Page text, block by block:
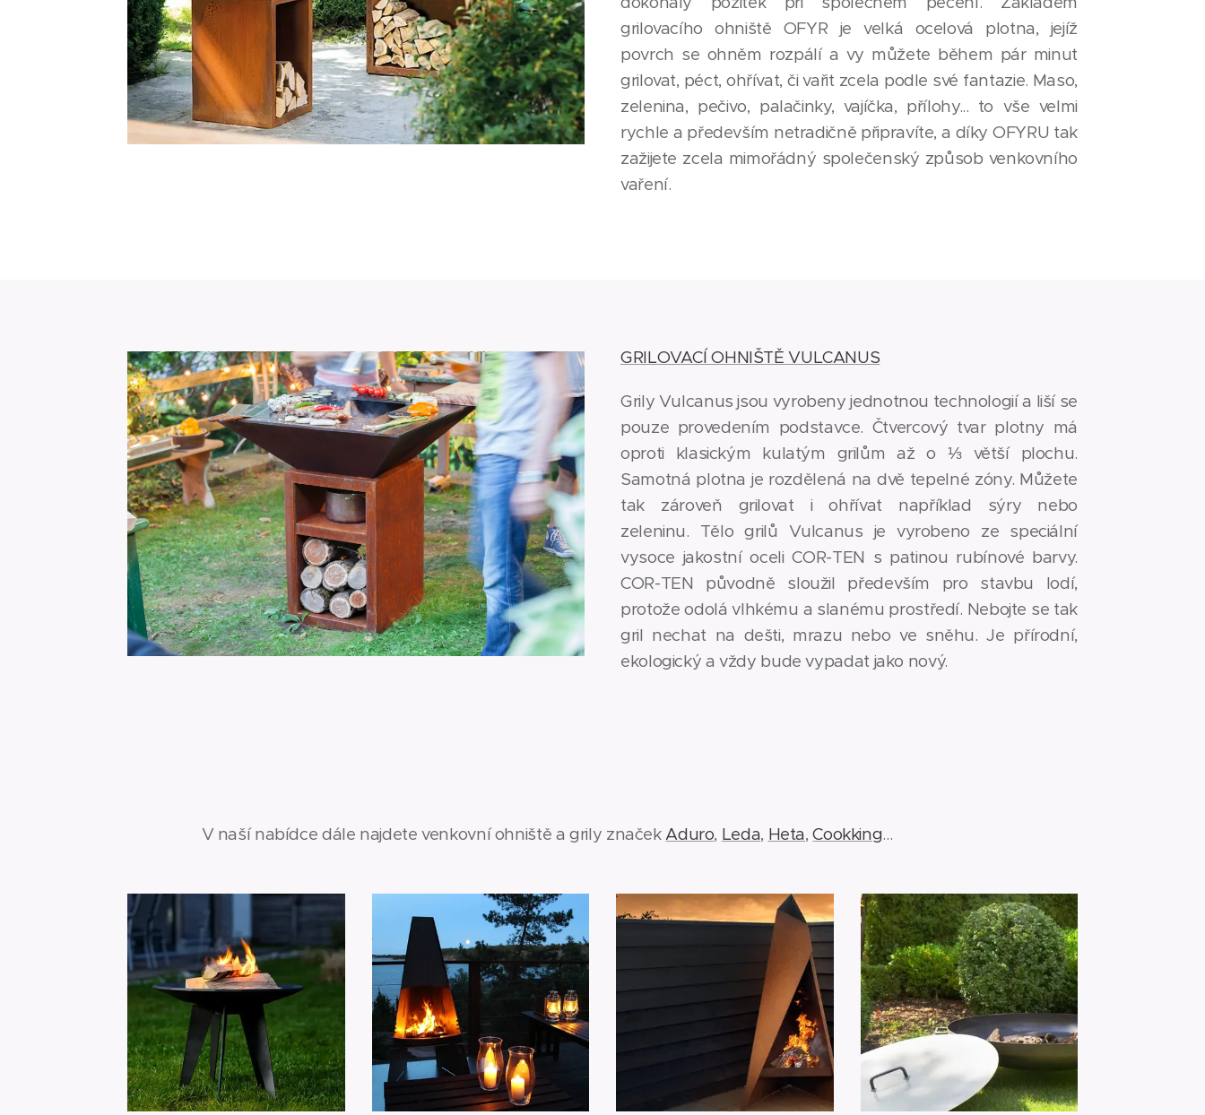
grilovacího ohniště OFYR je velká ocelová plotna, jejíž
povrch se ohněm rozpálí a vy můžete během pár minut
grilovat, péct, ohřívat, či vařit zcela podle své fantazie. Maso,
zelenina, pečivo, palačinky, vajíčka, přílohy... to vše velmi
rychle a především netradičně připravíte, a díky OFYRU tak
zažijete zcela mimořádný společenský způsob venkovního
vaření.
GRILOVACÍ OHNIŠTĚ VULCANUS
Grily Vulcanus jsou vyrobeny jednotnou technologií a liší se
pouze provedením podstavce. Čtvercový tvar plotny má
oproti klasickým kulatým grilům až o ⅓ větší plochu.
Samotná plotna je rozdělená na dvě tepelné zóny. Můžete
tak zároveň grilovat i ohřívat například sýry nebo
zeleninu. Tělo grilů Vulcanus je vyrobeno ze speciální
vysoce jakostní oceli COR-TEN s patinou rubínové barvy.
COR-TEN původně sloužil především pro stavbu lodí,
protože odolá vlhkému a slanému prostředí. Nebojte se tak
gril nechat na dešti, mrazu nebo ve sněhu. Je přírodní,
ekologický a vždy bude vypadat jako nový.
V naší nabídce dále najdete venkovní ohniště a grily značekAduro, Leda, Heta,Cookking...